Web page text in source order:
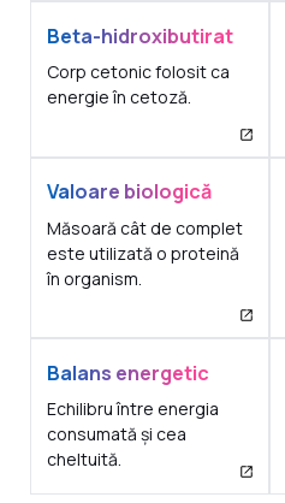
Beta-hidroxibutirat
Corp cetonic folosit ca
energie în cetoză.
Valoare biologică
Măsoară cât de complet
este utilizată o proteină
în organism.
Balans energetic
Echilibru între energia
consumată și cea
cheltuită.